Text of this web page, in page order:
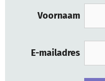
Voornaam
E-mailadres